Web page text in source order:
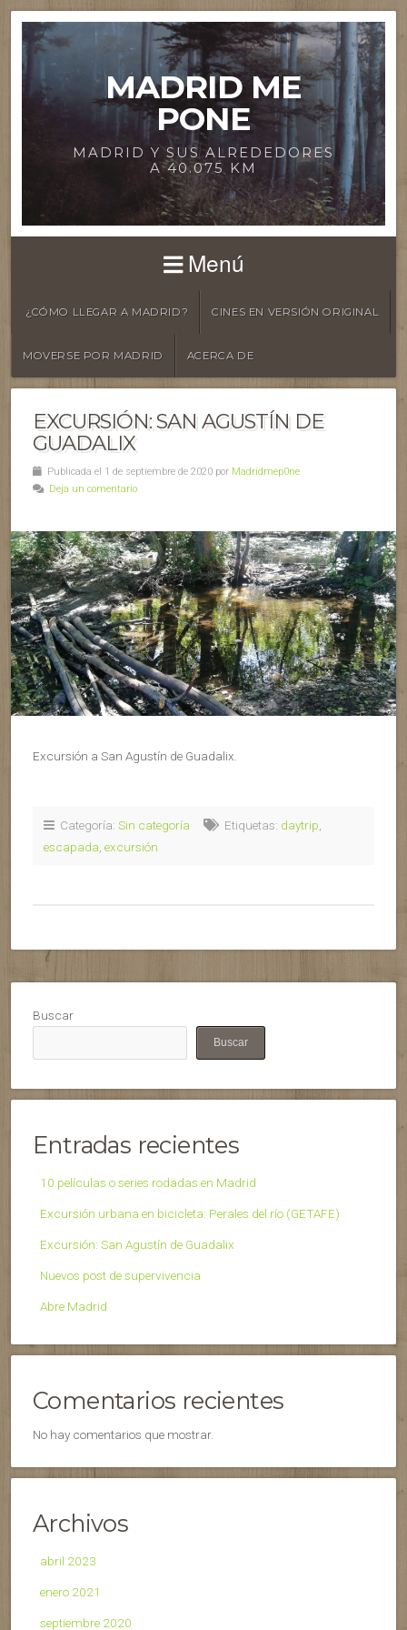
MADRID ME
PONE
MADRID Y SUS ALREDEDORES
A 40.075 KM
Menú
¿CÓMO LLEGAR A MADRID? CINES EN VERSIÓN ORIGINAL
MOVERSE POR MADRID ACERCA DE
EXCURSIÓN: SAN AGUSTÍN DE
GUADALIX
Publicada el 1 de septiembre de 2020 por Madridmep0ne
Deja un comentario
Excursión a San Agustín de Guadalix.
Categoría: Sin categoría Etiquetas: daytrip
escapada excursión
Buscar
Buscar
Entradas recientes
10 películas o series rodadas en Madrid
Excursión urbana en bicicleta: Perales del río (GETAFE)
Excursión: San Agustín de Guadalix
Nuevos post de supervivencia
Abre Madrid
Comentarios recientes
No hay comentarios que mostrar.
Archivos
abril 2023
enero 2021
septiembre 2020